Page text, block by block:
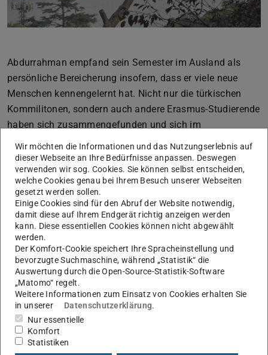
Abdurrahman empfand sein Semester im Ausland als
persönliche Bereicherung insofern, dass er viele neue
Menschen kennengelernt hat. Nicht nur die türkischen
Kommilitonen, sondern auch andere Erasmus-Studierende
haben sich zusammengefunden und sich im
Studienalltag unterstützt. Durch gute Vernetzung von
Beginn des Austausch an haben sie auch ihre Freizeit
gemeinsam verbracht und dadurch wertvolle Erfahrungen
gesammelt.
Frühstück
Oliven, grün und schwarz
Gurken und Tomaten, in Streifen geschnitten
Käse: Peyniri und Beyaz Peynir
Honig: flüssig oder falls erhältlich zusammen mit
den Honigwaben
Sucuk: türkische Rohwurst aus Rindfleisch, in
Wir möchten die Informationen und das Nutzungserlebnis auf
dieser Webseite an Ihre Bedürfnisse anpassen. Deswegen
verwenden wir sog. Cookies. Sie können selbst entscheiden,
welche Cookies genau bei Ihrem Besuch unserer Webseiten
gesetzt werden sollen.
Einige Cookies sind für den Abruf der Website notwendig,
damit diese auf Ihrem Endgerät richtig anzeigen werden
kann. Diese essentiellen Cookies können nicht abgewählt
werden.
Der Komfort-Cookie speichert Ihre Spracheinstellung und
bevorzugte Suchmaschine, während „Statistik“ die
Auswertung durch die Open-Source-Statistik-Software
„Matomo“ regelt.
Weitere Informationen zum Einsatz von Cookies erhalten Sie
in unserer
Datenschutzerklärung.
Nur essentielle
Komfort
Statistiken